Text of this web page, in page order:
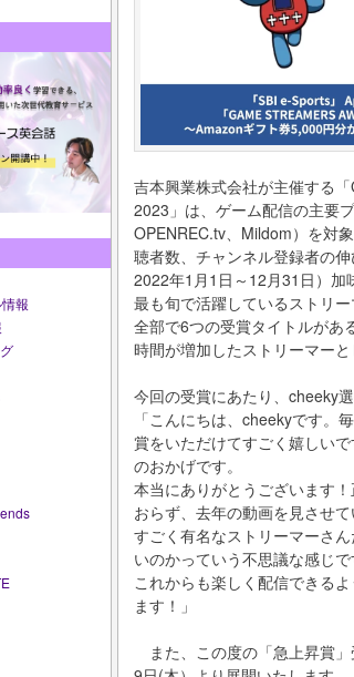
報
吉本興業株式会社が主催する
2023」は、ゲーム配信の主要
OPENREC.tv、Mildom）を対
聴者数、チャンネル登録者の
2022年1月1日～12月31日）加
最も旬で活躍しているストリー
全部で6つの受賞タイトルがあ
時間が増加したストリーマー
今回の受賞にあたり、cheeky
「こんにちは、cheekyです。
賞をいただけてすごく嬉しい
のおかげです。
本当にありがとうございます
おらず、去年の動画を見させて
すごく有名なストリーマーさ
いのかっていう不思議な感じで
これからも楽しく配信できる
ます！」
また、この度の「急上昇賞